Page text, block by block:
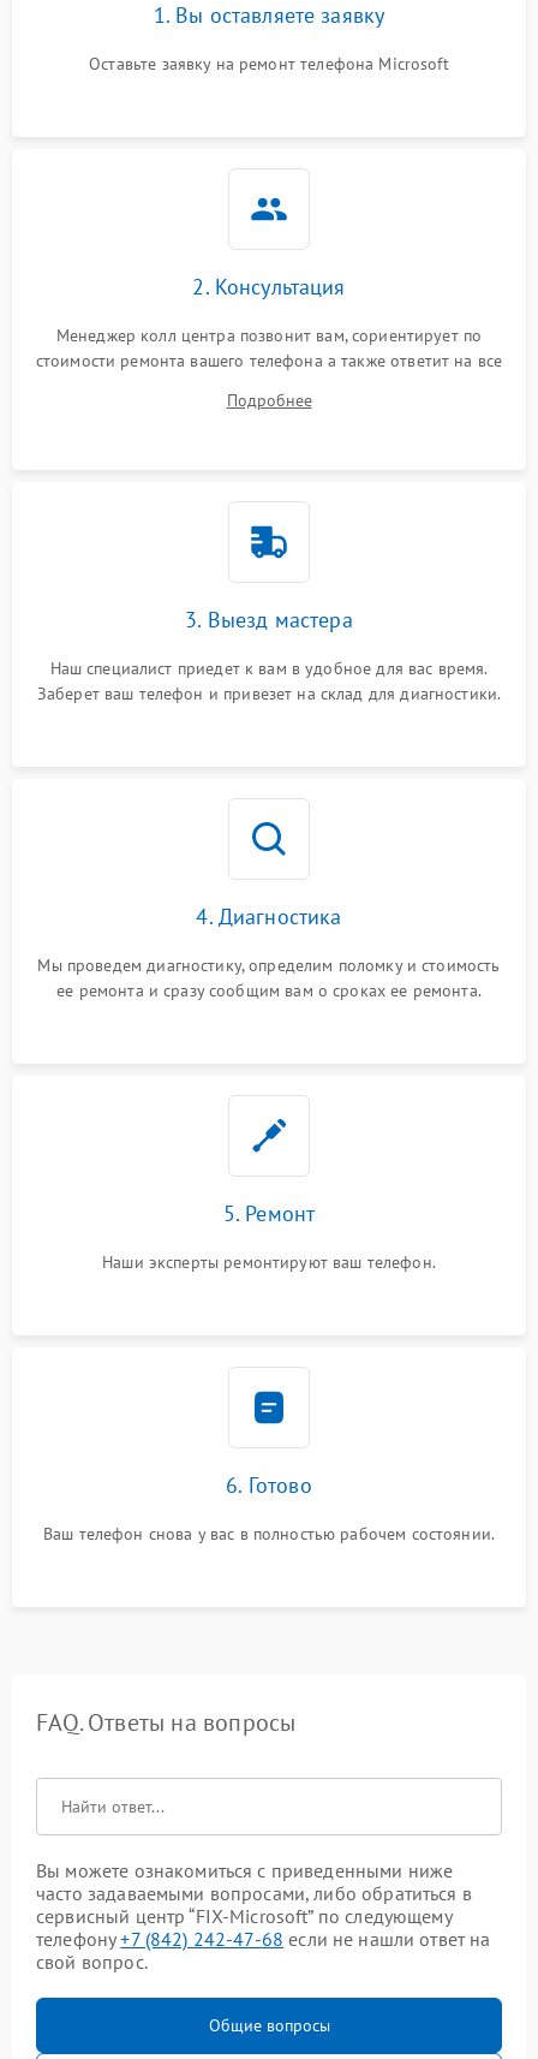
1. Вы оставляете заявку
Оставьте заявку на ремонт телефона Microsoft
2. Консультация
Менеджер колл центра позвонит вам, сориентирует по
стоимости ремонта вашего телефона а также ответит на все
Подробнее
3. Выезд мастера
Наш специалист приедет к вам в удобное для вас время.
Заберет ваш телефон и привезет на склад для диагностики.
4. Диагностика
Мы проведем диагностику, определим поломку и стоимость
ее ремонта и сразу сообщим вам о сроках ее ремонта.
5. Ремонт
Наши эксперты ремонтируют ваш телефон.
6. Готово
Ваш телефон снова у вас в полностью рабочем состоянии.
FAQ. Ответы на вопросы
Вы можете ознакомиться с приведенными ниже
часто задаваемыми вопросами, либо обратиться в
сервисный центр “FIX-Microsoft” по следующему
телефону+7 (842) 242-47-68 если не нашли ответ на
свой вопрос.
Общие вопросы